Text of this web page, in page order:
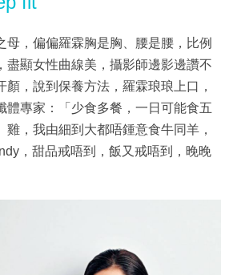
母，偏偏羅霖胸是胸、腰是腰，比例
盡顯女性曲線美，攝影師邊影邊讚不
，說到保養方法，羅霖琅琅上口，
體專家：「少食多餐，一日可能食五
，我由細到大都唔鍾意食牛同羊，
，甜品戒唔到，飯又戒唔到，晚晚